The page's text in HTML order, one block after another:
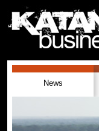
News